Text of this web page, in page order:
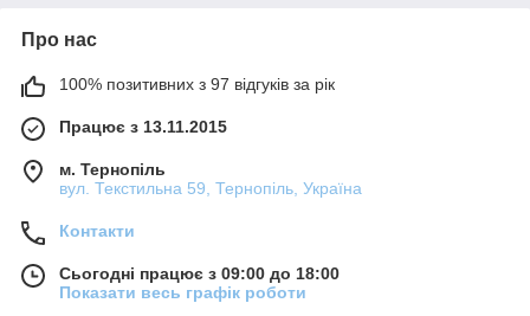
Про нас
100% позитивних з 97 відгуків за рік
Працює з 13.11.2015
м. Тернопіль
вул. Текстильна 59, Тернопіль, Україна
Контакти
Сьогодні працює з 09:00 до 18:00
Показати весь графік роботи